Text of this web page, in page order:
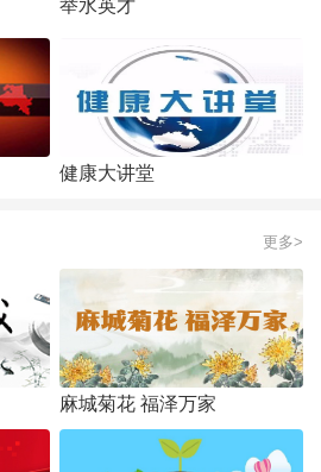
举水英才
健康大讲堂
更多>
麻城菊花 福泽万家